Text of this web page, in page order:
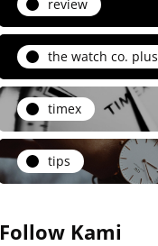
review
the watch co. plus
timex
tips
Follow Kami